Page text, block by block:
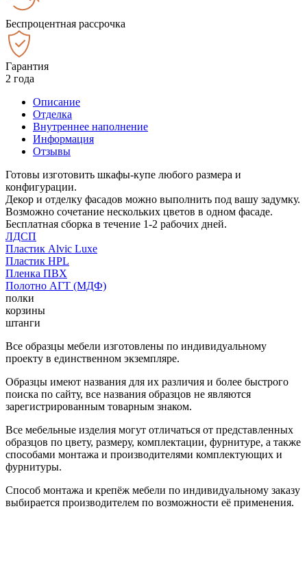
Беспроцентная рассрочка
Гарантия
2 года
Описание
Отделка
Внутреннее наполнение
Информация
Отзывы
Готовы изготовить шкафы-купе любого размера и
конфигурации.
Декор и отделку фасадов можно выполнить под вашу задумку.
Возможно сочетание нескольких цветов в одном фасаде.
Бесплатная сборка в течение 1-2 рабочих дней.
ЛДСП
Пластик Alvic Luxe
Пластик HPL
Пленка ПВХ
Полотно АГТ (МДФ)
полки
корзины
штанги
Все образцы мебели изготовлены по индивидуальному
проекту в единственном экземпляре.
Образцы имеют названия для их различия и более быстрого
поиска по сайту, все названия образцов не являются
зарегистрированным товарным знаком.
Все мебельные изделия могут отличаться от представленных
образцов по цвету, размеру, комплектации, фурнитуре, а также
способами монтажа и производителями комплектующих и
фурнитуры.
Способ монтажа и крепёж мебели по индивидуальному заказу
выбирается производителем по возможности её применения.